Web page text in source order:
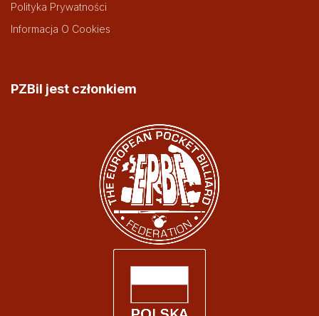
Polityka Prywatności
Informacja O Cookies
PZBil jest członkiem